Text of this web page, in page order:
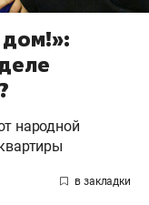
дом!»:
народной